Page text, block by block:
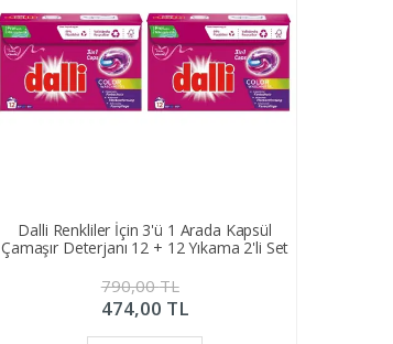
Dalli Renkliler İçin 3'ü 1 Arada Kapsül
Çamaşır Deterjanı 12 + 12 Yıkama 2'li Set
790,00TL
474,00 TL